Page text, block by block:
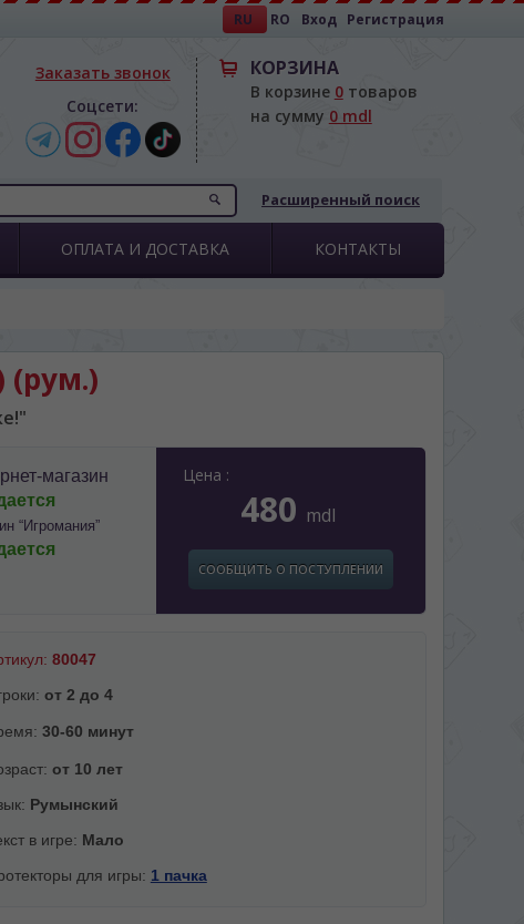
RU RO Вход Регистрация
Заказать звонок
Соцсети:
КОРЗИНА
В корзине 0товаров
на сумму 0 mdl
Расширенный поиск
ОПЛАТА И ДОСТАВКА КОНТАКТЫ
(рум.)
Цена :
480 mdl
СООБЩИТЬ О ПОСТУПЛЕНИИ
магазин
“Игромания”
80047
от 2 до 4
30-60 минут
от 10 лет
Румынский
в игре: Мало
для игры: 1 пачка